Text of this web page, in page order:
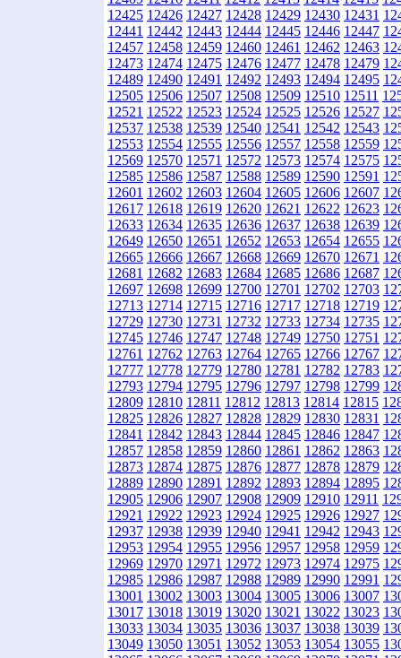
12425 12426 12427 12428 12429 12430 12431
12441 12442 12443 12444 12445 12446 12447
12457 12458 12459 12460 12461 12462 12463
12473 12474 12475 12476 12477 12478 12479
12489 12490 12491 12492 12493 12494 12495
12505 12506 12507 12508 12509 12510 12511
12521 12522 12523 12524 12525 12526 12527
12537 12538 12539 12540 12541 12542 12543
12553 12554 12555 12556 12557 12558 12559
12569 12570 12571 12572 12573 12574 12575
12585 12586 12587 12588 12589 12590 12591
12601 12602 12603 12604 12605 12606 12607
12617 12618 12619 12620 12621 12622 12623
12633 12634 12635 12636 12637 12638 12639
12649 12650 12651 12652 12653 12654 12655
12665 12666 12667 12668 12669 12670 12671
12681 12682 12683 12684 12685 12686 12687
12697 12698 12699 12700 12701 12702 12703
12713 12714 12715 12716 12717 12718 12719
12729 12730 12731 12732 12733 12734 12735
12745 12746 12747 12748 12749 12750 12751
12761 12762 12763 12764 12765 12766 12767
12777 12778 12779 12780 12781 12782 12783
12793 12794 12795 12796 12797 12798 12799
12809 12810 12811 12812 12813 12814 12815
12825 12826 12827 12828 12829 12830 12831
12841 12842 12843 12844 12845 12846 12847
12857 12858 12859 12860 12861 12862 12863
12873 12874 12875 12876 12877 12878 12879
12889 12890 12891 12892 12893 12894 12895
12905 12906 12907 12908 12909 12910 12911
12921 12922 12923 12924 12925 12926 12927
12937 12938 12939 12940 12941 12942 12943
12953 12954 12955 12956 12957 12958 12959
12969 12970 12971 12972 12973 12974 12975
12985 12986 12987 12988 12989 12990 12991
13001 13002 13003 13004 13005 13006 13007
13017 13018 13019 13020 13021 13022 13023
13033 13034 13035 13036 13037 13038 13039
13049 13050 13051 13052 13053 13054 13055